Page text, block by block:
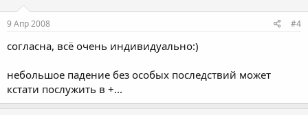
9 Апр 2008 #4
согласна, всё очень индивидуально:)
небольшое падение без особых последствий может
кстати послужить в +...